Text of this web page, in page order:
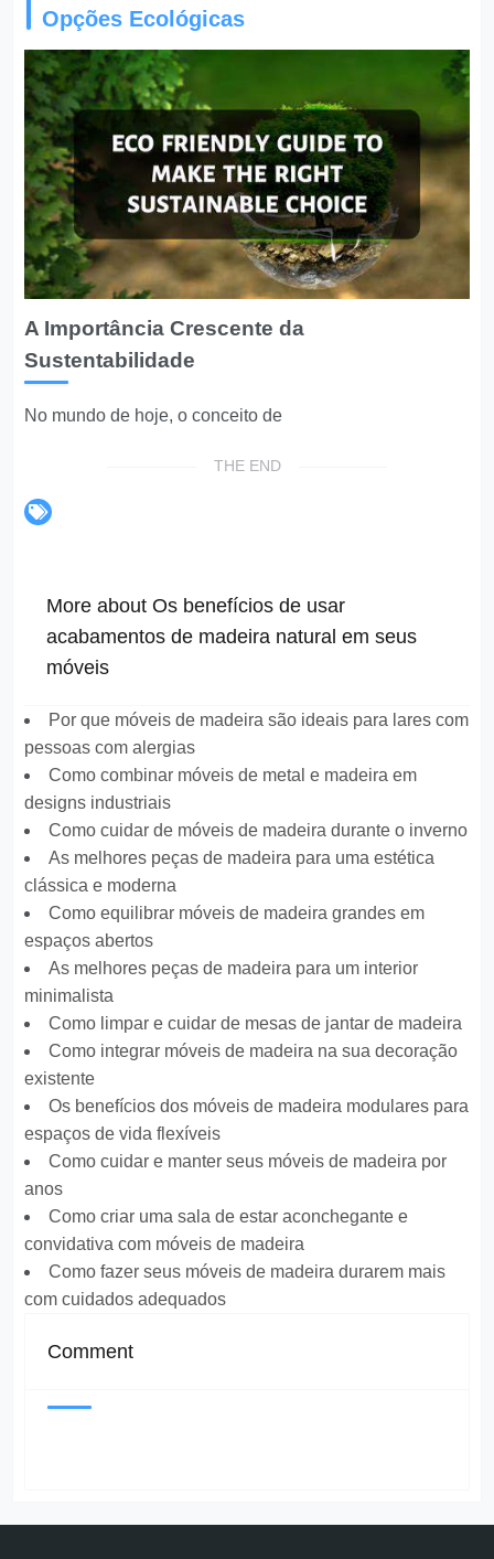
Opções Ecológicas
A Importância Crescente da
Sustentabilidade
No mundo de hoje, o conceito de
THE END
More about Os benefícios de usar
acabamentos de madeira natural em seus
móveis
Por que móveis de madeira são ideais para lares com
pessoas com alergias
Como combinar móveis de metal e madeira em
designs industriais
Como cuidar de móveis de madeira durante o inverno
As melhores peças de madeira para uma estética
clássica e moderna
Como equilibrar móveis de madeira grandes em
espaços abertos
As melhores peças de madeira para um interior
minimalista
Como limpar e cuidar de mesas de jantar de madeira
Como integrar móveis de madeira na sua decoração
existente
Os benefícios dos móveis de madeira modulares para
espaços de vida flexíveis
Como cuidar e manter seus móveis de madeira por
anos
Como criar uma sala de estar aconchegante e
convidativa com móveis de madeira
Como fazer seus móveis de madeira durarem mais
com cuidados adequados
Comment